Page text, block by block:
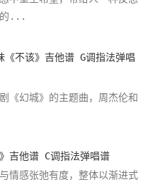
的...
《不该》吉他谱 G调指法弹唱
《幻城》的主题曲，周杰伦和
吉他谱 C调指法弹唱谱
情感张弛有度，整体以渐进式